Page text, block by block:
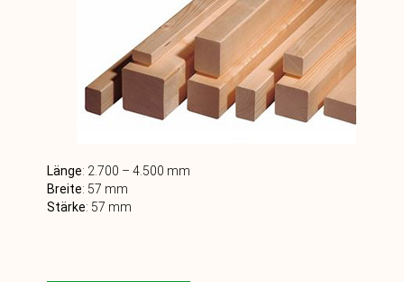
Länge: 2.700 – 4.500 mm
Breite: 57 mm
Stärke: 57 mm